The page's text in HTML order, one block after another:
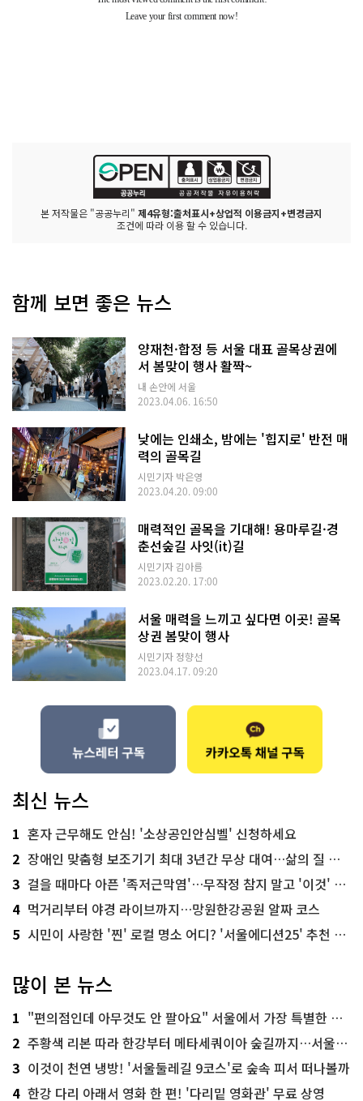
본 저작물은 "공공누리" 제4유형:출처표시+상업적 이용금지+변경금지
조건에 따라 이용 할 수 있습니다.
함께 보면 좋은 뉴스
양재천·합정 등 서울 대표 골목상권에
서 봄맞이 행사 활짝~
내 손안에 서울
2023.04.06. 16:50
낮에는 인쇄소, 밤에는 '힙지로' 반전 매
력의 골목길
시민기자 박은영
2023.04.20. 09:00
매력적인 골목을 기대해! 용마루길·경
춘선숲길 사잇(it)길
시민기자 김아름
2023.02.20. 17:00
서울 매력을 느끼고 싶다면 이곳! 골목
상권 봄맞이 행사
시민기자 정향선
2023.04.17. 09:20
최신 뉴스
1 혼자 근무해도 안심! '소상공인안심벨' 신청하세요
2 장애인 맞춤형 보조기기 최대 3년간 무상 대여…삶의 질 높인다
3 걸을 때마다 아픈 '족저근막염'…무작정 참지 말고 '이것' 해보세요!
4 먹거리부터 야경 라이브까지…망원한강공원 알짜 코스
5 시민이 사랑한 '찐' 로컬 명소 어디? '서울에디션25' 추천 코스
많이 본 뉴스
1 "편의점인데 아무것도 안 팔아요" 서울에서 가장 특별한 편의점의 정체
2 주황색 리본 따라 한강부터 메타세쿼이아 숲길까지…서울둘레길 15코스
3 이것이 천연 냉방! '서울둘레길 9코스'로 숲속 피서 떠나볼까
4 한강 다리 아래서 영화 한 편! '다리밑 영화관' 무료 상영